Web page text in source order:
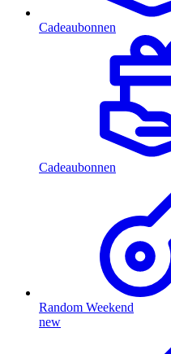
Cadeaubonnen
Cadeaubonnen
Random Weekend
new